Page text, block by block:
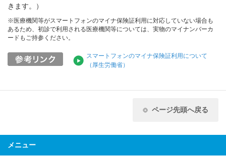
きます。）
※医療機関等がスマートフォンのマイナ保険証利用に対応していない場合も
あるため、初診で利用される医療機関等については、実物のマイナンバーカ
ードもご持参ください。
スマートフォンのマイナ保険証利用について
（厚生労働省）
ページ先頭へ戻る
メニュー